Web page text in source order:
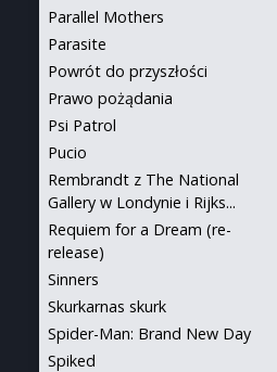
Parallel Mothers
Parasite
Powrót do przyszłości
Prawo pożądania
Psi Patrol
Pucio
Rembrandt z The National
Gallery w Londynie i Rijks...
Requiem for a Dream (re-
release)
Sinners
Skurkarnas skurk
Spider-Man: Brand New Day
Spiked